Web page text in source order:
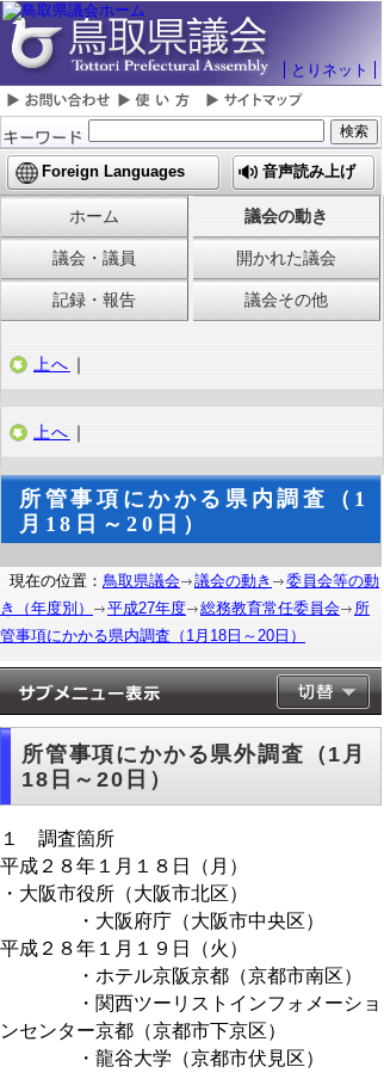
とりネット
Foreign Languages 音声読み上げ
ホーム 議会の動き
議会・議員 開かれた議会
記録・報告 議会その他
上へ ｜
上へ ｜
所管事項にかかる県内調査（1
月18日～20日）
現在の位置： 鳥取県議会 議会の動き
委員会等の動
き（年度別）
平成27年度 総務教育常任委員会
所
管事項にかかる県内調査（1月18日～20日）
所管事項にかかる県外調査（1月
18日～20日）
１ 調査箇所
平成２８年１月１８日（月）
・大阪市役所（大阪市北区）
・大阪府庁（大阪市中央区）
平成２８年１月１９日（火）
・ホテル京阪京都（京都市南区）
・関西ツーリストインフォメーショ
ンセンター京都（京都市下京区）
・龍谷大学（京都市伏見区）